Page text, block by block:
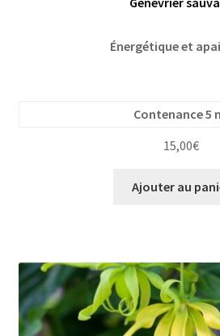
Énergétique et
Contenance 5
15,00€
Ajouter au